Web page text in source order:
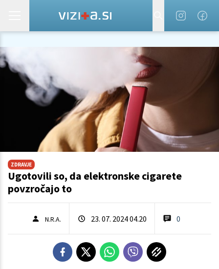
ZDRAVJE
Ugotovili so, da elektronske cigarete
povzročajo to
N.R.A. 23. 07. 2024 04.20 0